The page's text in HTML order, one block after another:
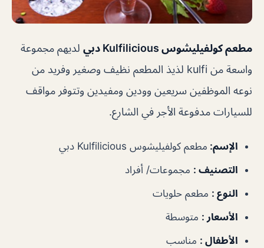
مطعم كولفيليشوس Kulfilicious دبي
لديهم مجموعة
واسعة من kulfi لذيذ المطعم نظيف وصغير وفريد ​​من
نوعه الموظفين سريعين وودين ومفيدين وتتوفر مواقف
للسيارات مدفوعة الأجر في الشارع.
الإسم: مطعم كولفيليشوس Kulfilicious دبي
التصنيف : مجموعات/ أفراد
النوع : مطعم حلويات
الأسعار : متوسطة
الأطفال : مناسب